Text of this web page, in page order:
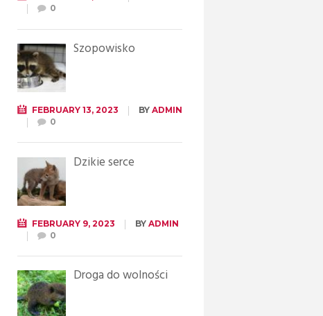
0
Szopowisko
FEBRUARY 13, 2023 BY ADMIN
0
Dzikie serce
FEBRUARY 9, 2023 BY ADMIN
0
Droga do wolności